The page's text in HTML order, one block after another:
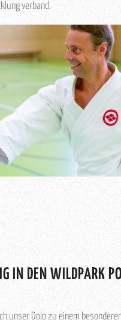
verband.
IN DEN WILDPARK
unser Dojo zu einem